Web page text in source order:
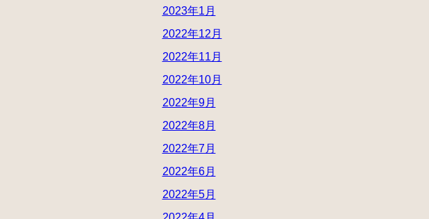
2023年1月
2022年12月
2022年11月
2022年10月
2022年9月
2022年8月
2022年7月
2022年6月
2022年5月